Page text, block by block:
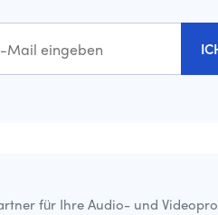
für Ihre Audio- und